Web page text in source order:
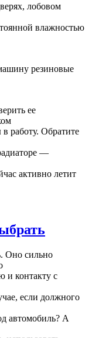
лобовом
влажностью
резиновые
ее
работу. Обратите
—
активно летит
Оно сильно
и контакту с
если должного
автомобиль? А